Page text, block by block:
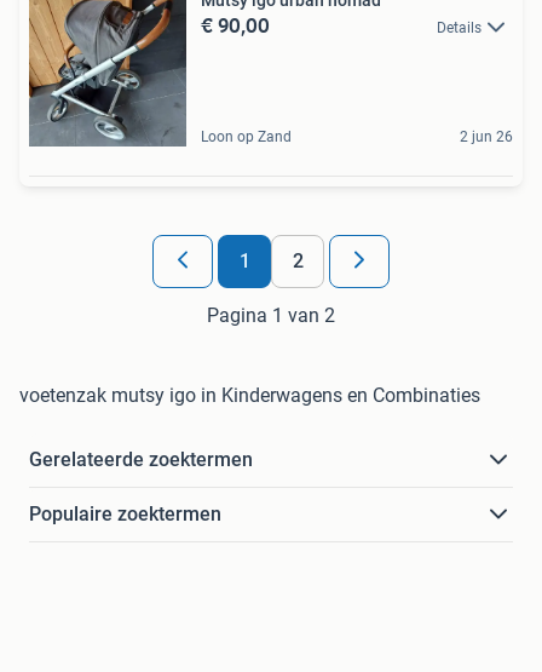
€ 90,00 Details
Loon op Zand 2 jun 26
1 2
Pagina 1 van 2
voetenzak mutsy igo in Kinderwagens en Combinaties
Gerelateerde zoektermen
Populaire zoektermen